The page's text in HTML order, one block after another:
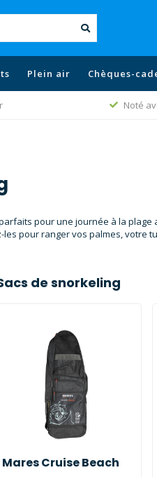
Plein air Chèques-
Noté
pour une journée à la
pour ranger vos palmes, votre
de snorkeling
Mares Cruise Beach